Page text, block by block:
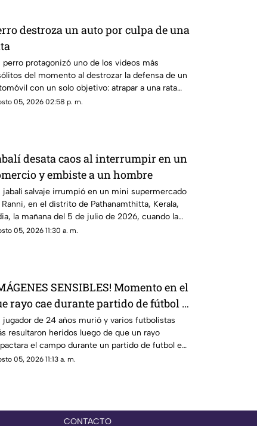
destroza un auto por culpa de una
perro protagonizó uno de los videos más
del momento al destrozar la defensa de un
con un solo objetivo: atrapar a una rata
se había escondido dentro del vehículo
05, 2026 02:58 p. m.
desata caos al interrumpir en un
y embiste a un hombre
jabalí salvaje irrumpió en un mini supermercado
Ranni, en el distrito de Pathanamthitta, Kerala,
la mañana del 5 de julio de 2026, cuando la
apenas abría el negocio
05, 2026 11:30 a. m.
SENSIBLES! Momento en el
rayo cae durante partido de fútbol y
a jugador
jugador de 24 años murió y varios futbolistas
resultaron heridos luego de que un rayo
el campo durante un partido de futbol en
de Narathiwat, Tailandia
05, 2026 11:13 a. m.
CONTACTO